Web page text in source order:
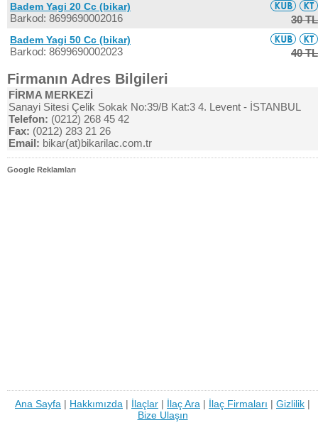
Badem Yagi 20 Cc (bikar)
Barkod: 8699690002016 30 TL
Badem Yagi 50 Cc (bikar)
Barkod: 8699690002023 40 TL
Firmanın Adres Bilgileri
FİRMA MERKEZİ
Sanayi Sitesi Çelik Sokak No:39/B Kat:3 4. Levent - İSTANBUL
Telefon: (0212) 268 45 42
Fax: (0212) 283 21 26
Email: bikar(at)bikarilac.com.tr
Google Reklamları
Ana Sayfa | Hakkımızda | İlaçlar | İlaç Ara | İlaç Firmaları | Gizlilik |
Bize Ulaşın